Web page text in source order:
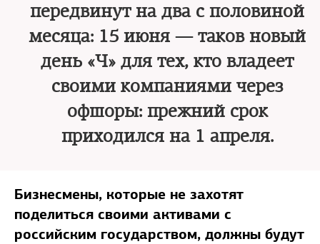
передвинут на два с половиной
месяца: 15 июня — таков новый
день «Ч» для тех, кто владеет
своими компаниями через
офшоры: прежний срок
приходился на 1 апреля.
Бизнесмены, которые не захотят
поделиться своими активами с
российским государством, должны будут